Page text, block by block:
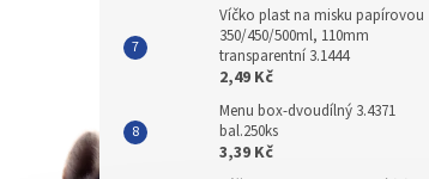
Víčko plast na misku papírovou
350/450/500ml, 110mm
transparentní 3.1444
2,49 Kč
Menu box-dvoudílný 3.4371
bal.250ks
3,39 Kč